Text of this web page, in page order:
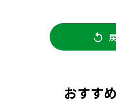
おすす